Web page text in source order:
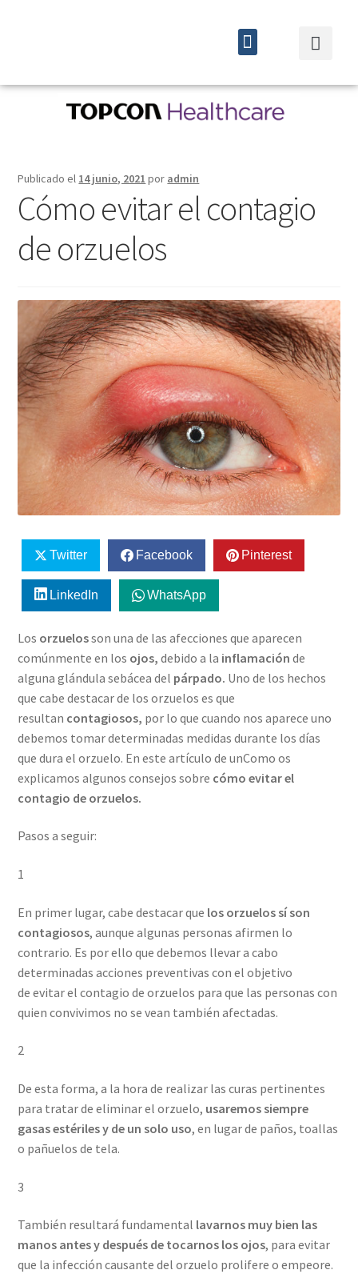
Publicado el 14 junio, 2021 por admin
Cómo evitar el contagio
de orzuelos
Twitter Facebook Pinterest
LinkedIn WhatsApp
Los orzuelosson una de las afecciones que aparecen
comúnmente en los ojos, debido a la inflamación de
alguna glándula sebácea del párpado. Uno de los hechos
que cabe destacar de los orzuelos es que
resultan contagiosos, por lo que cuando nos aparece uno
debemos tomar determinadas medidas durante los días
que dura el orzuelo. En este artículo de unComo os
explicamos algunos consejos sobre cómo evitar el
contagio de orzuelos.
Pasos a seguir:
1
En primer lugar, cabe destacar que los orzuelos sí son
contagiosos, aunque algunas personas afirmen lo
contrario. Es por ello que debemos llevar a cabo
determinadas acciones preventivas con el objetivo
de evitar el contagio de orzuelos para que las personas con
quien convivimos no se vean también afectadas.
2
De esta forma, a la hora de realizar las curas pertinentes
para tratar de eliminar el orzuelo, usaremos siempre
gasas estériles y de un solo uso, en lugar de paños, toallas
o pañuelos de tela.
3
También resultará fundamental lavarnos muy bien las
manos antes y después de tocarnos los ojos, para evitar
que la infección causante del orzuelo prolifere o empeore.